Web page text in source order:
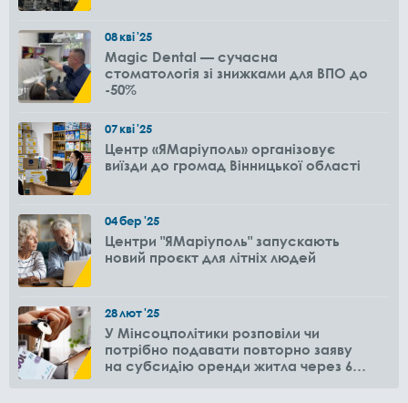
08кві'25
Magic Dental — сучасна
стоматологія зі знижками для ВПО до
-50%
07кві'25
Центр «ЯМаріуполь» організовує
виїзди до громад Вінницької області
04бер'25
Центри "ЯМаріуполь" запускають
новий проєкт для літніх людей
28лют'25
У Мінсоцполітики розповіли чи
потрібно подавати повторно заяву
на субсидію оренди житла через 6